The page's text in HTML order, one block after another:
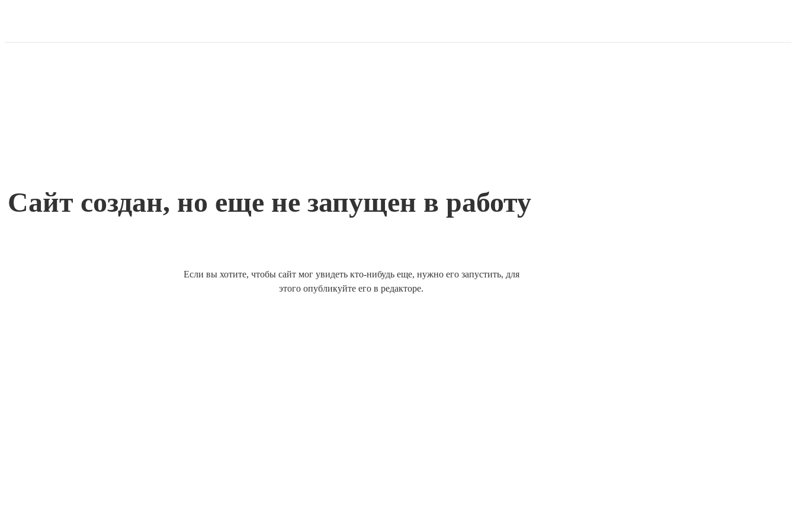
Сайт создан, но еще не запущен в работу
Если вы хотите, чтобы сайт мог увидеть кто-нибудь еще, нужно его запустить, для
этого опубликуйте его в редакторе.